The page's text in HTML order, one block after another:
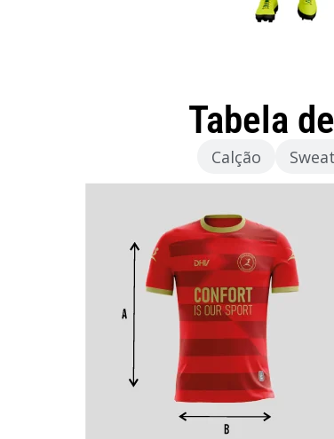
Tabela
Calção Sweat